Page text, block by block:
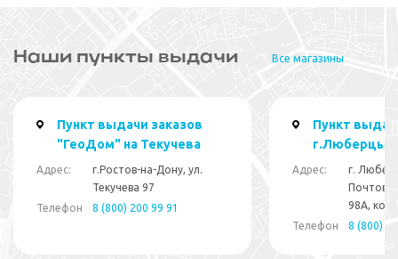
Наши пункты выдачи Все магазины
Пункт выдачи заказов
"ГеоДом" на Текучева
Адрес:
г.Ростов-на-Дону, ул.
Текучева 97
Телефон
8 (800) 200 99 91
Пункт
г.Люберцы
Адрес:
г.
98А,
Телефон
8 (800)